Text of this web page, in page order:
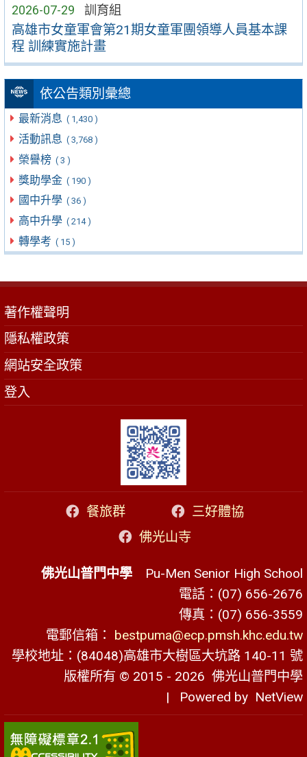
2026-07-29 訓育組
高雄市女童軍會第21期女童軍團領導人員基本課
程 訓練實施計畫
依公告類別彙總
最新消息 ( 1,430 )
活動訊息 ( 3,768 )
榮譽榜 ( 3 )
獎助學金 ( 190 )
國中升學 ( 36 )
高中升學 ( 214 )
轉學考 ( 15 )
著作權聲明
隱私權政策
網站安全政策
登入
餐旅群
三好體協
佛光山寺
佛光山普門中學 Pu-Men Senior High School
電話：(07) 656-2676
傳真：(07) 656-3559
電郵信箱： bestpuma@ecp.pmsh.khc.edu.tw
學校地址：(84048)高雄市大樹區大坑路 140-11 號
版權所有 © 2015 - 2026 佛光山普門中學
| Powered by NetView